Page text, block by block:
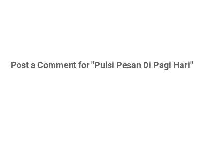
Post a Comment for "Puisi Pesan Di Pagi Hari"